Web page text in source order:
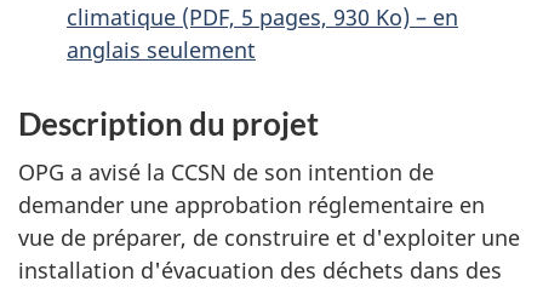
climatique (PDF, 5 pages, 930 Ko) – en
anglais seulement
Description du projet
OPG a avisé la CCSN de son intention de
demander une approbation réglementaire en
vue de préparer, de construire et d'exploiter une
installation d'évacuation des déchets dans des